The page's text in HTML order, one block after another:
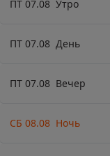
ПТ 07.08 Утро
ПТ 07.08 День
ПТ 07.08 Вечер
СБ 08.08 Ночь